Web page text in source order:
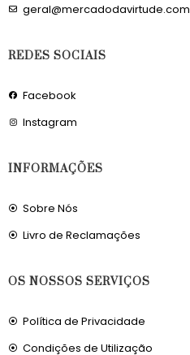
geral@mercadodavirtude.com
REDES SOCIAIS
Facebook
Instagram
INFORMAÇÕES
Sobre Nós
Livro de Reclamações
OS NOSSOS SERVIÇOS
Política de Privacidade
Condições de Utilização